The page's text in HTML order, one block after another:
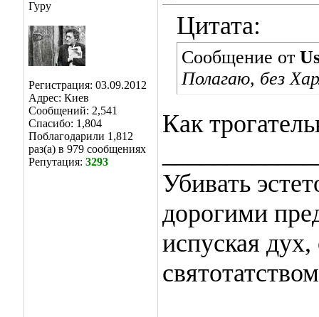
Гуру
Регистрация: 03.09.2012
Адрес: Киев
Сообщений: 2,541
Спасибо: 1,804
Поблагодарили 1,812
раз(а) в 979 сообщениях
Репутация: 3293
Цитата:
Сообщение от
Полагаю, без
Как
Убивать
дорогими
испуская